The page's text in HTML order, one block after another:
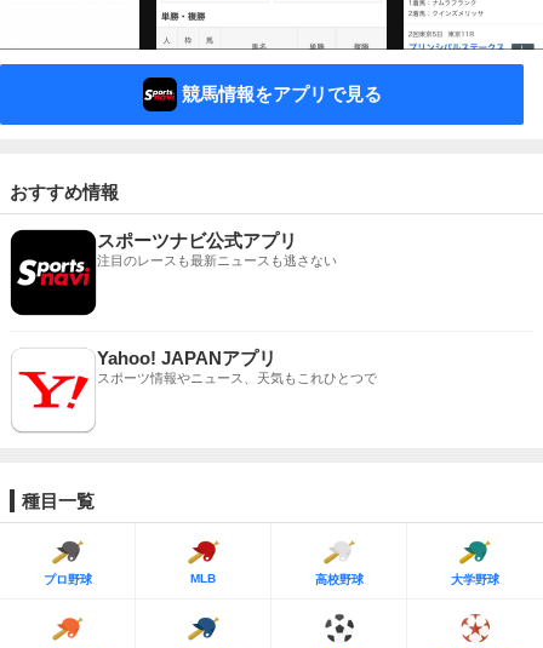
競馬情報をアプリで見る
おすすめ情報
スポーツナビ公式アプリ
注目のレースも最新ニュースも逃さない
Yahoo! JAPANアプリ
スポーツ情報やニュース、天気もこれひとつで
種目一覧
プロ野球 MLB 高校野球 大学野球